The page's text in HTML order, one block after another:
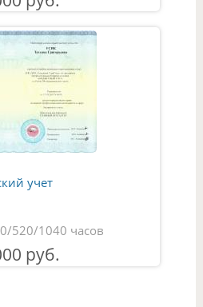
учет
520/1040 часов
руб.